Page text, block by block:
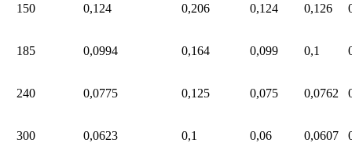
150 0,124 0,206 0,124 0,126
185 0,0994 0,164 0,099 0,1
240 0,0775 0,125 0,075 0,0762
300 0,0623 0,1 0,06 0,0607